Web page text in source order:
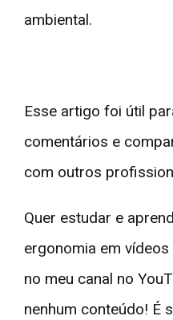
ambiental.
Esse artigo foi útil
comentários e
com outros
Quer estudar e
ergonomia em
no meu canal no
nenhum conteúdo! É